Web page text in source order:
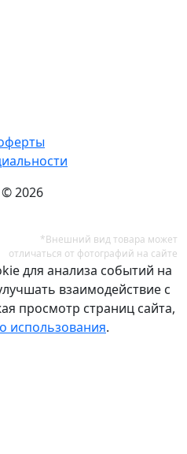
2026
*Внешний вид товара может
отличаться от фотографий на сайте
для анализа событий на
взаимодействие с
просмотр страниц сайта,
использования.